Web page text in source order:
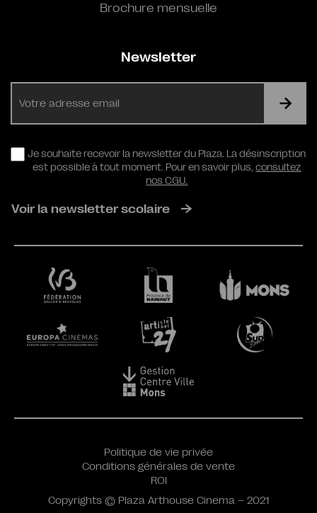
Brochure mensuelle
Newsletter
RGPD
Je souhaite recevoir la newsletter du Plaza. La désinscription
est possible à tout moment. Pour en savoir plus,consultez
nos CGU.
Voir la newsletter scolaire
Politique de vie privée
Conditions générales de vente
ROI
Copyrights © Plaza Arthouse Cinema – 2021